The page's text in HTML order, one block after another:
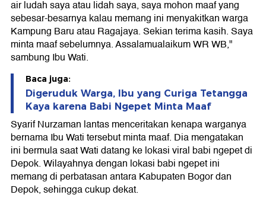
air ludah saya atau lidah saya, saya mohon maaf yang
sebesar-besarnya kalau memang ini menyakitkan warga
Kampung Baru atau Ragajaya. Sekian terima kasih. Saya
minta maaf sebelumnya. Assalamualaikum WR WB,"
sambung Ibu Wati.
Baca juga:
Digeruduk Warga, Ibu yang Curiga Tetangga
Kaya karena Babi Ngepet Minta Maaf
Syarif Nurzaman lantas menceritakan kenapa warganya
bernama Ibu Wati tersebut minta maaf. Dia mengatakan
ini bermula saat Wati datang ke lokasi viral babi ngepet di
Depok. Wilayahnya dengan lokasi babi ngepet ini
memang di perbatasan antara Kabupaten Bogor dan
Depok, sehingga cukup dekat.